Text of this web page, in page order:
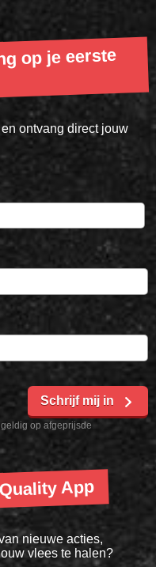
op je eerste
ontvang direct jouw
op afgeprijsde
Schrijf mij in
App
nieuwe acties,
vlees te halen?